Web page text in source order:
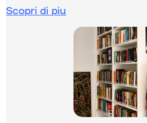
Scopri di piu